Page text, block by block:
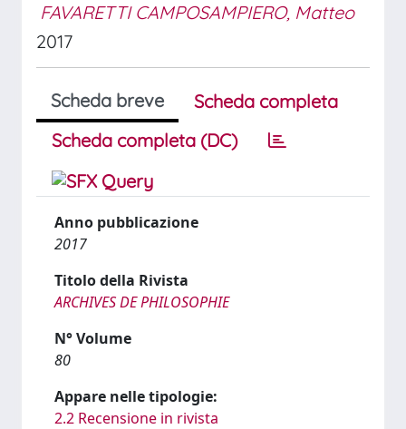
FAVARETTI CAMPOSAMPIERO, Matteo
2017
Scheda breve
Scheda completa
Scheda completa (DC)
Anno pubblicazione
2017
Titolo della Rivista
ARCHIVES DE PHILOSOPHIE
N° Volume
80
Appare nelle tipologie:
2.2 Recensione in rivista